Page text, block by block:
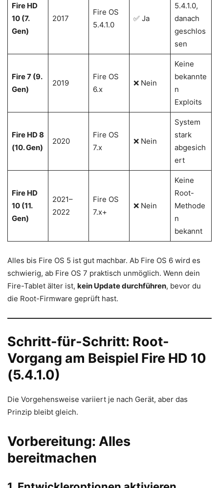
Fire HD
10 (7.
Gen)
2017
Fire OS
5.4.1.0
✅ Ja
5.4.1.0,
danach
geschlos
sen
Fire 7 (9.
Gen)
2019
Fire OS
6.x
❌ Nein
Keine
bekannte
n
Exploits
Fire HD 8
(10. Gen)
2020
Fire OS
7.x
❌ Nein
System
stark
abgesich
ert
Fire HD
10 (11.
Gen)
2021–
2022
Fire OS
7.x+
❌ Nein
Keine
Root-
Methode
n
bekannt
Alles bis Fire OS 5 ist gut machbar. Ab Fire OS 6 wird es
schwierig, ab Fire OS 7 praktisch unmöglich. Wenn dein
Fire-Tablet älter ist, kein Update durchführen, bevor du
die Root-Firmware geprüft hast.
Schritt-für-Schritt: Root-
Vorgang am Beispiel Fire HD 10
(5.4.1.0)
Die Vorgehensweise variiert je nach Gerät, aber das
Prinzip bleibt gleich.
Vorbereitung: Alles
bereitmachen